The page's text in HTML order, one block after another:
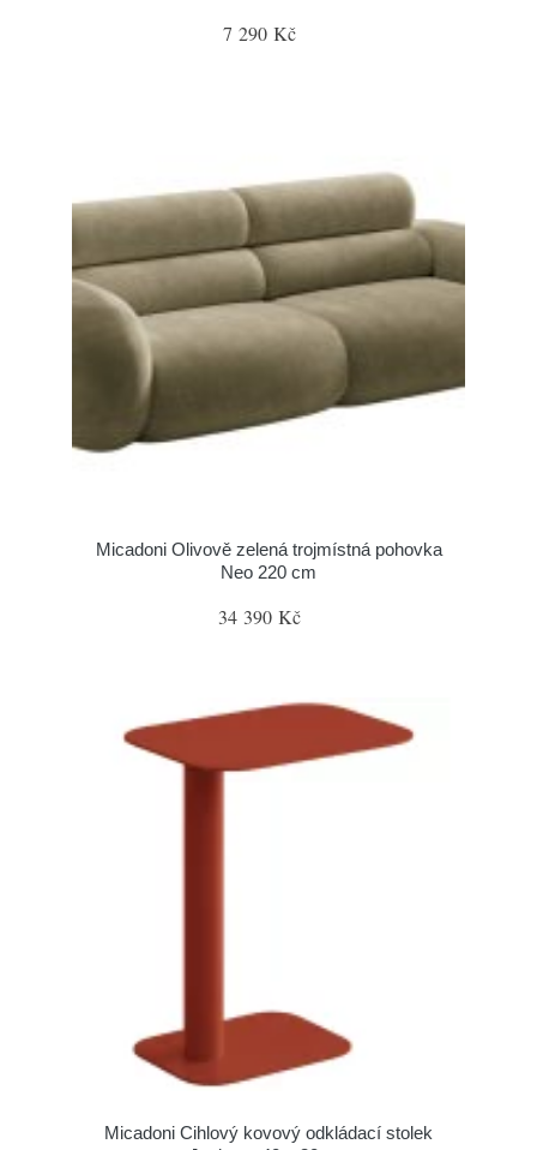
7 290 Kč
Micadoni Olivově zelená trojmístná pohovka
Neo 220 cm
34 390 Kč
Micadoni Cihlový kovový odkládací stolek